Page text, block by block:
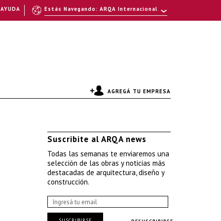
AGREGÁ TU EMPRESA
Suscribite al ARQA news
Todas las semanas te enviaremos una
selección de las obras y noticias más
destacadas de arquitectura, diseño y
construcción.
Estás Navegando: ARQA Internacional
AYUDA